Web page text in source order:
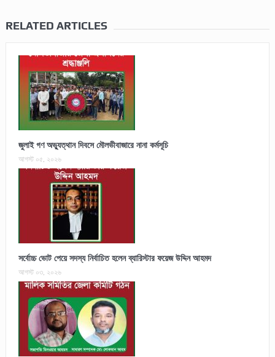
RELATED ARTICLES
জুলাই গণ অভ্যুত্থান দিবসে মৌলভীবাজারে নানা কর্মসূচি
আগস্ট ০৫, ২০২৬
সর্বোচ্চ ভোট পেয়ে সদস্য নির্বাচিত হলেন ব্যারিস্টার ফয়েজ উদ্দিন আহমদ
আগস্ট ০৩, ২০২৬